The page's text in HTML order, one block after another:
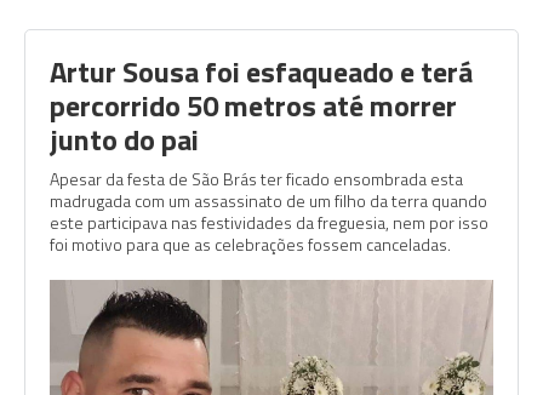
Artur Sousa foi esfaqueado e terá
percorrido 50 metros até morrer
junto do pai
Apesar da festa de São Brás ter ficado ensombrada esta
madrugada com um assassinato de um filho da terra quando
este participava nas festividades da freguesia, nem por isso
foi motivo para que as celebrações fossem canceladas.